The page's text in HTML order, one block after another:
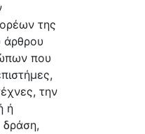
της
άρθρου
που
την
ή
δράση,